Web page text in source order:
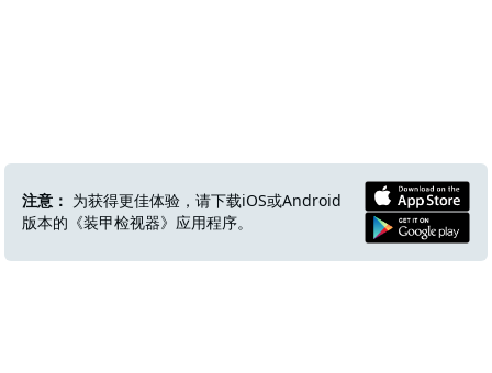
注意： 为获得更佳体验，请下载iOS或Android
版本的《装甲检视器》应用程序。